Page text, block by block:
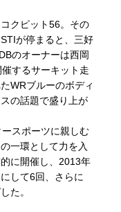
クピット56。その
が停まると、三好
のオーナーは西岡
するサーキット走
WRブルーのボディ
の話題で盛り上が
スポーツに親しむ
一環として力を入
に開催し、2013年
して6回、さらに
た。